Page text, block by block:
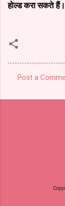
होल्डकरासकतेहैं।
o
Post a